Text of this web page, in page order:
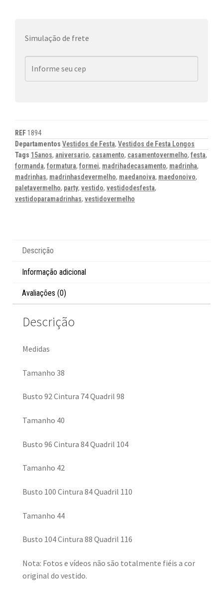
Simulação de frete
REF 1894
Departamentos Vestidos de Festa, Vestidos de Festa Longos
Tags 15anos, aniversario, casamento, casamentovermelho, festa,
formanda, formatura, formei, madrihadecasamento, madrinha,
madrinhas, madrinhasdevermelho, maedanoiva, maedonoivo,
paletavermelho, party, vestido, vestidodesfesta,
vestidoparamadrinhas, vestidovermelho
Descrição
Informação adicional
Avaliações (0)
Descrição
Medidas
Tamanho 38
Busto 92 Cintura 74 Quadril 98
Tamanho 40
Busto 96 Cintura 84 Quadril 104
Tamanho 42
Busto 100 Cintura 84 Quadril 110
Tamanho 44
Busto 104 Cintura 88 Quadril 116
Nota: Fotos e vídeos não são totalmente fiéis a cor
original do vestido.